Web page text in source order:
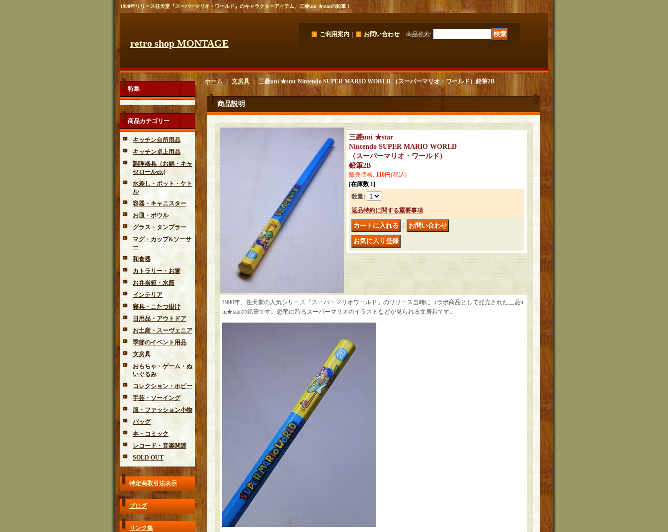
1990年リリース任天堂『スーパーマリオ・ワールド』のキャラクターアイテム、三菱uni ★starの鉛筆！
retro shop MONTAGE
ご利用案内 お問い合わせ 商品検索:
特集
商品カテゴリー
キッチン台所用品
キッチン卓上用品
調理器具（お鍋・キャ
セロールetc)
水差し・ポット・ケト
ル
容器・キャニスター
お皿・ボウル
グラス・タンブラー
マグ・カップ&ソーサ
ー
和食器
カトラリー・お箸
お弁当箱・水筒
インテリア
寝具・こたつ掛け
日用品・アウトドア
お土産・スーヴェニア
季節のイベント用品
文房具
おもちゃ・ゲーム・ぬ
いぐるみ
コレクション・ホビー
手芸・ソーイング
服・ファッション小物
バッグ
本・コミック
レコード・音楽関連
SOLD OUT
特定商取引法表示
ブログ
リンク集
ホーム｜ 文房具 ｜三菱uni ★star Nintendo SUPER MARIO WORLD （スーパーマリオ・ワールド）鉛筆2B
商品説明
三菱uni ★star
Nintendo SUPER MARIO WORLD
（スーパーマリオ・ワールド）
鉛筆2B
販売価格: 110円(税込)
[在庫数 1]
数量:
返品特約に関する重要事項
1990年、任天堂の人気シリーズ『スーパーマリオワールド』のリリース当時にコラボ商品として発売された三菱u
ni★starの鉛筆です。恐竜に跨るスーパーマリオのイラストなどが見られる文房具です。